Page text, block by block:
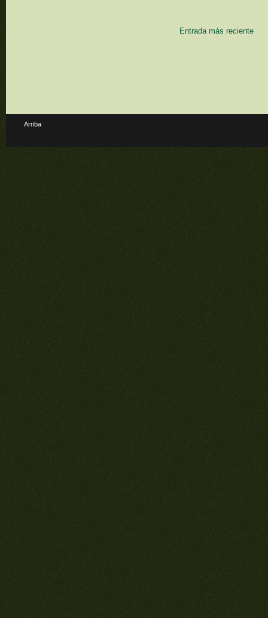
Entrada más reciente
Arriba